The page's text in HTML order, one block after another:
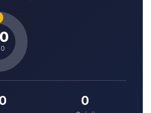
0